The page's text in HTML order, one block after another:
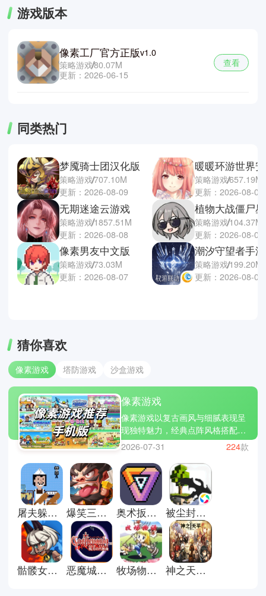
游戏版本
像素工厂官方正版v1.0
策略游戏80.07M
更新：2026-06-15
查看
同类热门
梦魇骑士团汉化版
策略游戏707.10M
更新：2026-08-09
无期迷途云游戏
策略游戏1857.51M
更新：2026-08-08
像素男友中文版
策略游戏73.03M
更新：2026-08-07
暖暖环游世界
策略游戏657.19M
更新：2026-08-07
植物大战僵尸
策略游戏104.37M
更新：2026-08-07
潮汐守望者手游
策略游戏199.20M
更新：2026-08-07
猜你喜欢
像素游戏 塔防游戏 沙盒游戏
像素游戏
像素游戏以复古画风与细腻表现呈
现独特魅力，经典点阵风格搭配现
代玩法设计，在星露谷物语、死亡
细胞、泰拉瑞亚等作品中展现出丰
富多样的体验，既有怀旧氛围又不
失内容深度。玩法类型覆盖冒险、
经营、战斗等多个方向，通过高自
由度与多样系统组合，让玩家可以
按照自己的节奏推进游戏进程，内
容耐玩且节奏灵活。视觉表现简洁
却富有细节，搭配流畅操作与紧凑
玩法，让玩家有长期游玩的吸引力
与持续探索空间。
2026-07-31 224款
屠夫躲猫猫游戏 爆笑三国手机版 奥术扳机中文版 被尘封的故事国际服
骷髅女孩国际服 恶魔城晓月圆舞曲手机版 牧场物语矿石镇的伙伴们女孩版 神之天平手机版